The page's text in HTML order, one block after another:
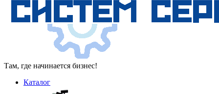
Там, где начинается бизнес!
Каталог